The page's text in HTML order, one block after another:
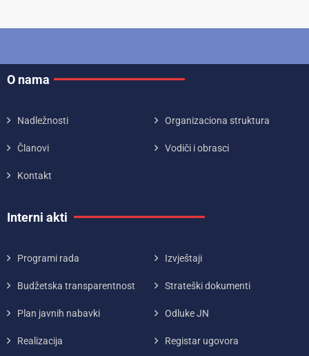
O nama
Nadležnosti Organizaciona struktura
Članovi Vodiči i obrasci
Kontakt
Interni akti
Programi rada Izvještaji
Budžetska transparentnost Strateški dokumenti
Plan javnih nabavki Odluke JN
Realizacija Registar ugovora